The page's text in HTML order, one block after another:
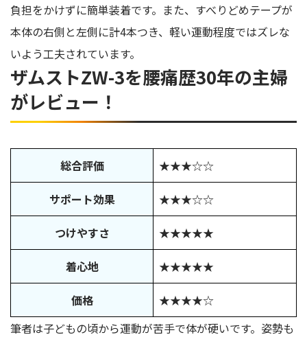
負担をかけずに簡単装着です。また、すべりどめテープが
本体の右側と左側に計4本つき、軽い運動程度ではズレな
いよう工夫されています。
ザムストZW-3を腰痛歴30年の主婦
がレビュー！
総合評価 ★★★☆☆
サポート効果 ★★★☆☆
つけやすさ ★★★★★
着心地 ★★★★★
価格
★★★★☆
筆者は子どもの頃から運動が苦手で体が硬いです。姿勢も